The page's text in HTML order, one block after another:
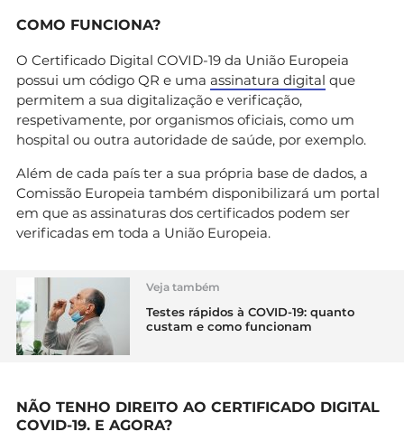
COMO FUNCIONA?
O Certificado Digital COVID-19 da União Europeia
possui um código QR e uma assinatura digital que
permitem a sua digitalização e verificação,
respetivamente, por organismos oficiais, como um
hospital ou outra autoridade de saúde, por exemplo.
Além de cada país ter a sua própria base de dados, a
Comissão Europeia também disponibilizará um portal
em que as assinaturas dos certificados podem ser
verificadas em toda a União Europeia.
Veja também
Testes rápidos à COVID-19: quanto
custam e como funcionam
NÃO TENHO DIREITO AO CERTIFICADO DIGITAL
COVID-19. E AGORA?